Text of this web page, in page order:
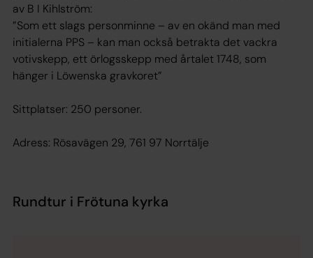
av B I Kihlström:
”Som ett slags personminne – av en okänd man med
initialerna PPS – kan man också betrakta det vackra
votivskepp, ett örlogsskepp med årtalet 1748, som
hänger i Löwenska gravkoret”
Sittplatser: 250 personer.
Adress: Rösavägen 29, 761 97 Norrtälje
Rundtur i Frötuna kyrka